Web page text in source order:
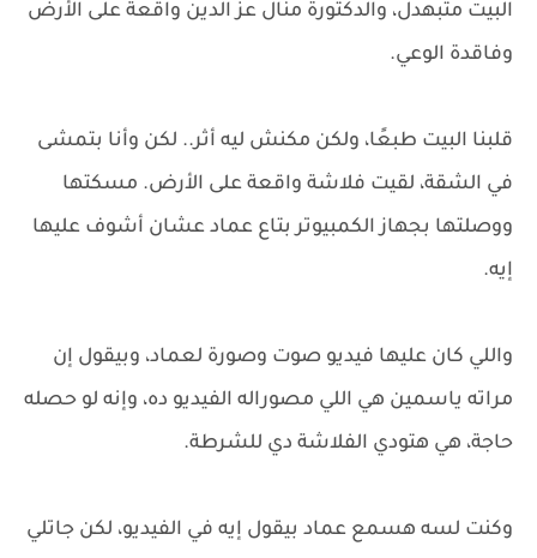
البيت متبهدل، والدكتورة منال عز الدين واقعة على الأرض
وفاقدة الوعي.
قلبنا البيت طبعًا، ولكن مكنش ليه أثر.. لكن وأنا بتمشى
في الشقة، لقيت فلاشة واقعة على الأرض. مسكتها
ووصلتها بجهاز الكمبيوتر بتاع عماد عشان أشوف عليها
إيه.
واللي كان عليها فيديو صوت وصورة لعماد، وبيقول إن
مراته ياسمين هي اللي مصوراله الفيديو ده، وإنه لو حصله
حاجة، هي هتودي الفلاشة دي للشرطة.
وكنت لسه هسمع عماد بيقول إيه في الفيديو، لكن جاتلي